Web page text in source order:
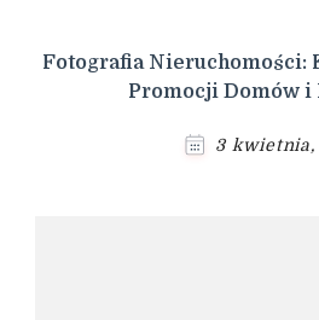
Fotografia Nieruchomości:
Promocji Domów i
3 kwietnia,